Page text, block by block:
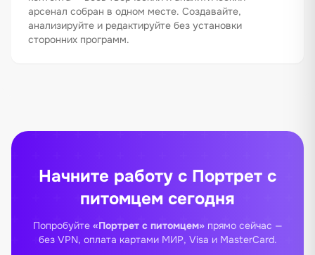
арсенал собран в одном месте. Создавайте,
анализируйте и редактируйте без установки
сторонних программ.
Начните работу с Портрет с
питомцем сегодня
Попробуйте «Портрет с питомцем»прямо сейчас —
без VPN, оплата картами МИР, Visa и MasterCard.